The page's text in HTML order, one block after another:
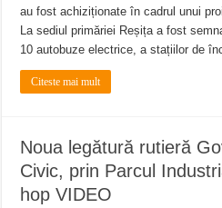
au fost achiziționate în cadrul unui
La sediul primăriei Reșița a fost
10 autobuze electrice, a stațiilor de
Citeste mai mult
Noua legătură rutieră
Civic, prin Parcul
hop VIDEO